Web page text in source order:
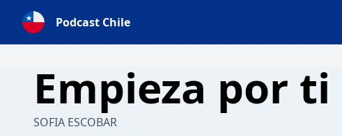
Podcast Chile
Empieza por ti
SOFIA ESCOBAR